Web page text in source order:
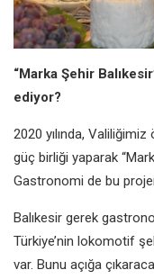
“Marka Şehir
ediyor?
2020 yılında,
güç birliği yaparak
Gastronomi de bu
Balıkesir gerek
Türkiye’nin lokomotif
var. Bunu açığa